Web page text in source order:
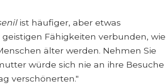
ist häufiger, aber etwas
Fähigkeiten verbunden, wie
älter werden. Nehmen Sie
würde sich nie an ihre Besuche
verschönerten."